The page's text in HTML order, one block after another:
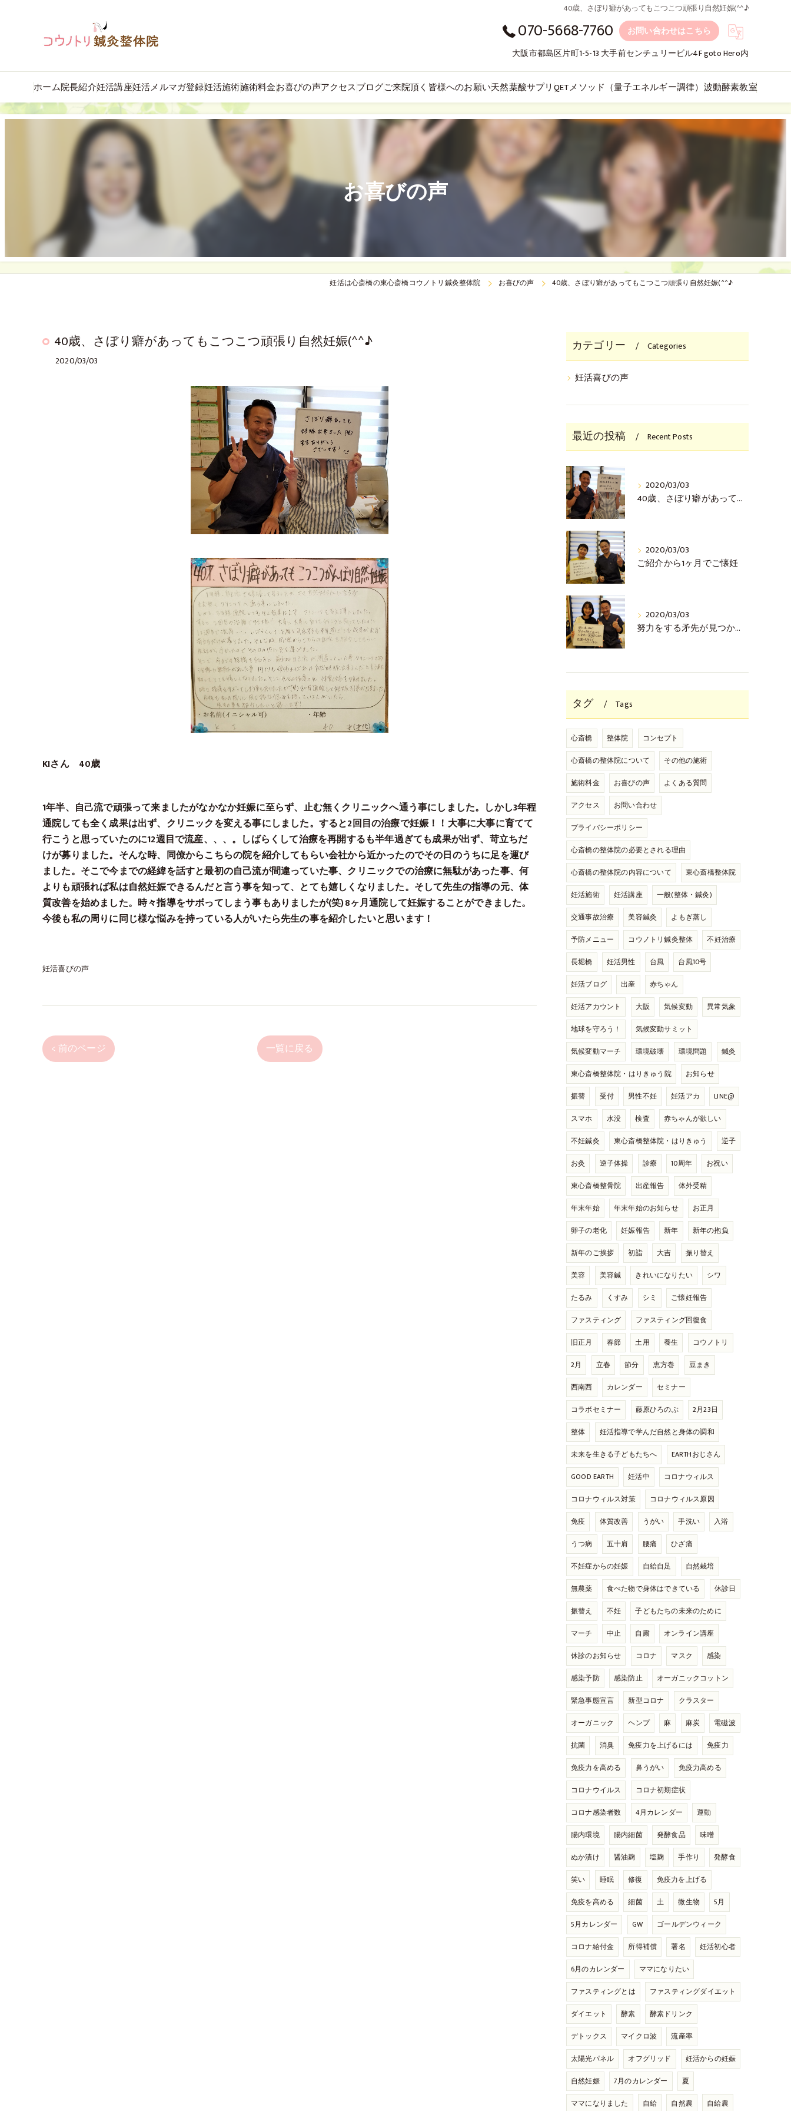
40歳、さぼり癖があってもこつこつ頑張り自然妊娠(^^♪
070-5668-7760
お問い合わせはこちら
大阪市都島区片町1-5-13 大手前センチュリービル4F goto Hero内
ホーム院長紹介妊活講座妊活メルマガ登録妊活施術施術料金お喜びの声アクセスブログご来院頂く皆様へのお願い天然葉酸サプリ QETメソッド（量子エネルギー調律） 波動酵素教室
お喜びの声
妊活は心斎橋の東心斎橋コウノトリ鍼灸整体院 お喜びの声 40歳、さぼり癖があってもこつこつ頑張り自然妊娠(^^♪
40歳、さぼり癖があってもこつこつ頑張り自然妊娠(^^♪
2020/03/03
KIさん 40歳
1年半、自己流で頑張って来ましたがなかなか妊娠に至らず、止む無くクリニックへ通う事にしました。しかし3年程
通院しても全く成果は出ず、クリニックを変える事にしました。すると2回目の治療で妊娠！！大事に大事に育てて
行こうと思っていたのに12週目で流産、、、。しばらくして治療を再開するも半年過ぎても成果が出ず、苛立ちだ
けが募りました。そんな時、同僚からこちらの院を紹介してもらい会社から近かったのでその日のうちに足を運び
ました。そこで今までの経緯を話すと最初の自己流が間違っていた事、クリニックでの治療に無駄があった事、何
よりも頑張れば私は自然妊娠できるんだと言う事を知って、とても嬉しくなりました。そして先生の指導の元、体
質改善を始めました。時々指導をサボってしまう事もありましたが(笑)8ヶ月通院して妊娠することができました。
今後も私の周りに同じ様な悩みを持っている人がいたら先生の事を紹介したいと思います！
妊活喜びの声
< 前のページ 一覧に戻る
カテゴリー Categories
妊活喜びの声
最近の投稿 Recent Posts
2020/03/03
40歳、さぼり癖があってもこつこつ頑張り自然妊娠(^^♪
2020/03/03
ご紹介から1ヶ月でご懐妊
2020/03/03
努力をする矛先が見つかり、頑張った末ご懐妊
タグ Tags
心斎橋 整体院
コンセプト
心斎橋の整体院について
その他の施術
施術料金
お喜びの声
よくある質問
アクセス
お問い合わせ
プライバシーポリシー
心斎橋の整体院の必要とされる理由
心斎橋の整体院の内容について
東心斎橋整体院
妊活施術
妊活講座
一般(整体・鍼灸)
交通事故治療
美容鍼灸
よもぎ蒸し
予防メニュー
コウノトリ鍼灸整体
不妊治療
長堀橋
妊活男性 台風
台風10号
妊活ブログ
出産
赤ちゃん
妊活アカウント
大阪 気候変動
異常気象
地球を守ろう！
気候変動サミット
気候変動マーチ
環境破壊 環境問題
鍼灸
東心斎橋整体院・はりきゅう院
お知らせ
振替
受付 男性不妊 妊活アカ
LINE@
スマホ
水没 検査
赤ちゃんが欲しい
不妊鍼灸
東心斎橋整体院・はりきゅう
逆子
お灸
逆子体操 診療 10周年
お祝い
東心斎橋整骨院
出産報告
体外受精
年末年始
年末年始のお知らせ
お正月
卵子の老化
妊娠報告 新年
新年の抱負
新年のご挨拶
初詣 大吉
振り替え
美容
美容鍼 きれいになりたい
シワ
たるみ
くすみ シミ
ご懐妊報告
ファスティング
ファスティング回復食
旧正月
春節 土用 養生
コウノトリ
2月
立春 節分 恵方巻
豆まき
西南西
カレンダー
セミナー
コラボセミナー
藤原ひろのぶ
2月23日
整体
妊活指導で学んだ自然と身体の調和
未来を生きる子どもたちへ
EARTHおじさん
GOOD EARTH
妊活中
コロナウィルス
コロナウィルス対策
コロナウィルス原因
免疫
体質改善 うがい 手洗い
入浴
うつ病
五十肩 腰痛
ひざ痛
不妊症からの妊娠
自給自足
自然栽培
無農薬
食べた物で身体はできている
休診日
振替え
不妊
子どもたちの未来のために
マーチ
中止 自粛
オンライン講座
休診のお知らせ
コロナ マスク
感染
感染予防
感染防止
オーガニックコットン
緊急事態宣言
新型コロナ
クラスター
オーガニック
ヘンプ 麻 麻炭
電磁波
抗菌
消臭 免疫力を上げるには
免疫力
免疫力を高める
鼻うがい
免疫力高める
コロナウイルス
コロナ初期症状
コロナ感染者数
4月カレンダー
運動
腸内環境
腸内細菌 発酵食品
味噌
ぬか漬け
醤油麹 塩麹 手作り
発酵食
笑い
睡眠 修復
免疫力を上げる
免疫を高める
細菌 土 微生物
5月
5月カレンダー
GW
ゴールデンウィーク
コロナ給付金
所得補償 署名
妊活初心者
6月のカレンダー
ママになりたい
ファスティングとは
ファスティングダイエット
ダイエット
酵素
酵素ドリンク
デトックス
マイクロ波
流産率
太陽光パネル
オフグリッド
妊活からの妊娠
自然妊娠
7月のカレンダー
夏
ママになりました
自給 自然農 自給農